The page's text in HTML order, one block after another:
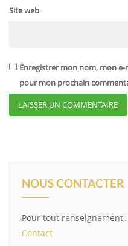
Site web
Enregistrer mon nom, mon
pour mon prochain
NOUS CONTACTER
Pour tout
Contact